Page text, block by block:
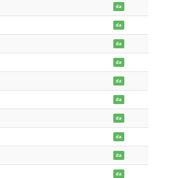
da
da
da
da
da
da
da
da
da
da